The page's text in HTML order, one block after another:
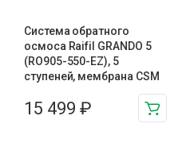
Система обратного
осмоса Raifil GRANDO 5
(RO905-550-EZ), 5
ступеней, мембрана CSM
15 499 ₽